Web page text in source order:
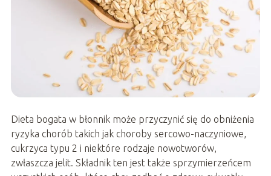
Dieta bogata w błonnik może przyczynić się do obniżenia
ryzyka chorób takich jak choroby sercowo-naczyniowe,
cukrzyca typu 2 i niektóre rodzaje nowotworów,
zwłaszcza jelit. Składnik ten jest także sprzymierzeńcem